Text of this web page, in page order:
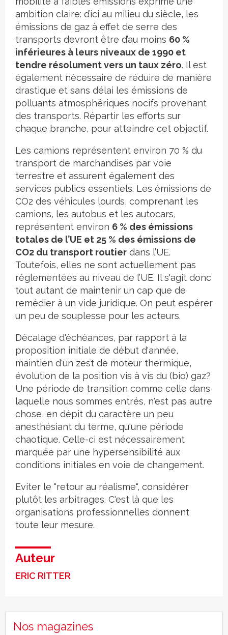
ambition claire: d’ici au milieu du siècle, les
émissions de gaz à effet de serre des
transports devront être d’au moins 60 %
inférieures à leurs niveaux de 1990 et
tendre résolument vers un taux zéro. Il est
également nécessaire de réduire de manière
drastique et sans délai les émissions de
polluants atmosphériques nocifs provenant
des transports. Répartir les efforts sur
chaque branche, pour atteindre cet objectif.
Les camions représentent environ 70 % du
transport de marchandises par voie
terrestre et assurent également des
services publics essentiels. Les émissions de
CO2 des véhicules lourds, comprenant les
camions, les autobus et les autocars,
représentent environ 6 % des émissions
totales de l’UE et 25 % des émissions de
CO2 du transport routier dans l’UE.
Toutefois, elles ne sont actuellement pas
réglementées au niveau de l’UE. Il s'agit donc
tout autant de maintenir un cap que de
remédier à un vide juridique. On peut espérer
un peu de souplesse pour les acteurs.
Décalage d'échéances, par rapport à la
proposition initiale de début d'année,
maintien d'un zest de moteur thermique,
évolution de la position vis à vis du (bio) gaz?
Une période de transition comme celle dans
laquelle nous sommes entrés, n'est pas autre
chose, en dépit du caractère un peu
anesthésiant du terme, qu'une période
chaotique. Celle-ci est nécessairement
marquée par une hypersensibilité aux
conditions initiales en voie de changement.
Eviter le "retour au réalisme", considérer
plutôt les arbitrages. C'est là que les
organisations professionnelles donnent
toute leur mesure.
Auteur
ERIC RITTER
Nos magazines